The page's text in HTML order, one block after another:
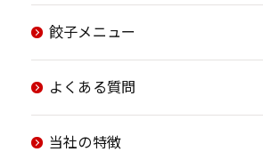
餃子メニュー
よくある質問
当社の特徴